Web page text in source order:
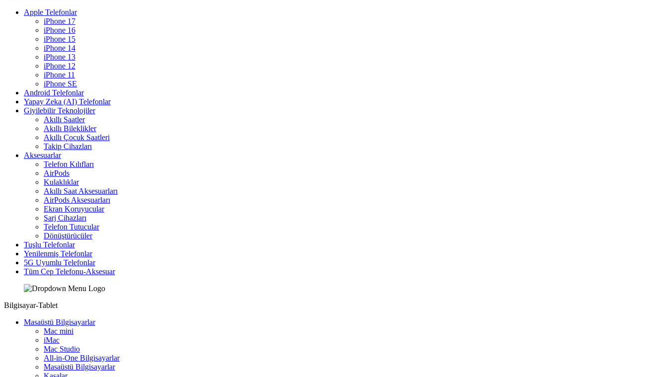
Apple Telefonlar
iPhone 17
iPhone 16
iPhone 15
iPhone 14
iPhone 13
iPhone 12
iPhone 11
iPhone SE
Android Telefonlar
Yapay Zeka (AI) Telefonlar
Giyilebilir Teknolojiler
Akıllı Saatler
Akıllı Bileklikler
Akıllı Çocuk Saatleri
Takip Cihazları
Aksesuarlar
Telefon Kılıfları
AirPods
Kulaklıklar
Akıllı Saat Aksesuarları
AirPods Aksesuarları
Ekran Koruyucular
Şarj Cihazları
Telefon Tutucular
Dönüştürücüler
Tuşlu Telefonlar
Yenilenmiş Telefonlar
5G Uyumlu Telefonlar
Tüm Cep Telefonu-Aksesuar
Bilgisayar-Tablet
Masaüstü Bilgisayarlar
Mac mini
iMac
Mac Studio
All-in-One Bilgisayarlar
Masaüstü Bilgisayarlar